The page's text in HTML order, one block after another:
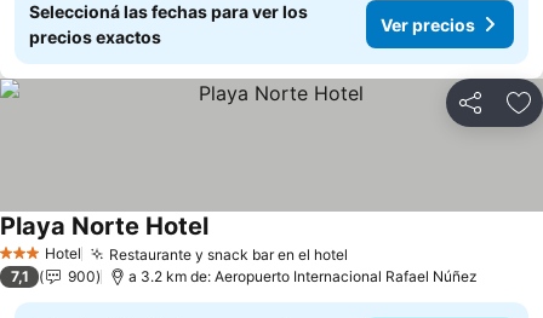
Seleccioná las fechas para ver los
precios exactos
Ver precios
Compartir
3 Estrellas
Hotel Restaurante y snack bar en el hotel
Playa Norte Hotel
7,1 900 a 3.2 km de: Aeropuerto Internacional Rafael Núñez